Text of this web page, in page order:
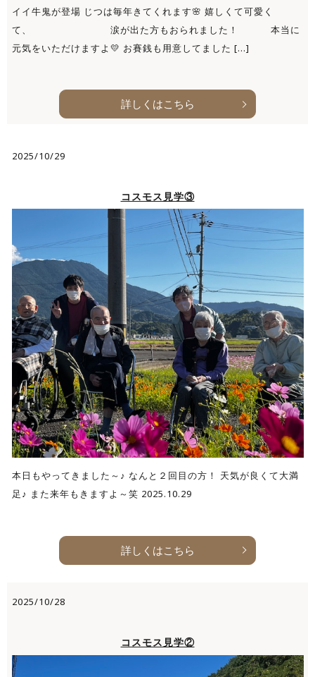
イイ牛鬼が登場 じつは毎年きてくれます🌸 嬉しくて可愛く
て、 涙が出た方もおられました！ 本当に
元気をいただけますよ💛 お賽銭も用意してました […]
詳しくはこちら
2025/10/29
コスモス見学③
本日もやってきました～♪ なんと２回目の方！ 天気が良くて大満
足♪ また来年もきますよ～笑 2025.10.29
詳しくはこちら
2025/10/28
コスモス見学②